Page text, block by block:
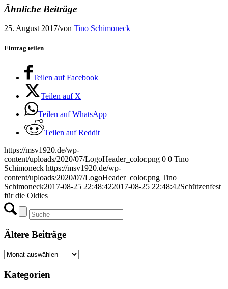
Ähnliche Beiträge
25. August 2017/von Tino Schimoneck
Eintrag teilen
Teilen auf Facebook
Teilen auf X
Teilen auf WhatsApp
Teilen auf Reddit
https://msv1920.de/wp-
content/uploads/2020/07/LogoHeader_color.png 0 0 Tino
Schimoneck https://msv1920.de/wp-
content/uploads/2020/07/LogoHeader_color.png Tino
Schimoneck2017-08-25 22:48:422017-08-25 22:48:42Schützenfest
für die Oldies
Ältere Beiträge
Ältere
Kategorien